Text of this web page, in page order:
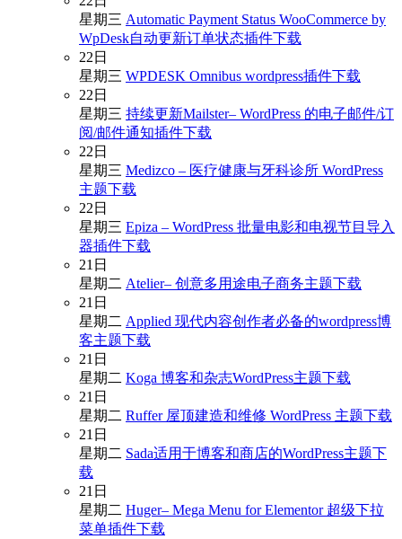
星期三 Automatic Payment Status WooCommerce by
WpDesk自动更新订单状态插件下载
22 日
星期三 WPDESK Omnibus wordpress插件下载
22 日
星期三 持续更新Mailster– WordPress 的电子邮件/订
阅/邮件通知插件下载
22 日
星期三 Medizco – 医疗健康与牙科诊所 WordPress
主题下载
22 日
星期三 Epiza – WordPress 批量电影和电视节目导入
器插件下载
21 日
星期二 Atelier– 创意多用途电子商务主题下载
21 日
星期二 Applied 现代内容创作者必备的wordpress博
客主题下载
21 日
星期二 Koga 博客和杂志WordPress主题下载
21 日
星期二 Ruffer 屋顶建造和维修 WordPress 主题下载
21 日
星期二 Sada适用于博客和商店的WordPress主题下
载
21 日
星期二 Huger– Mega Menu for Elementor 超级下拉
菜单插件下载